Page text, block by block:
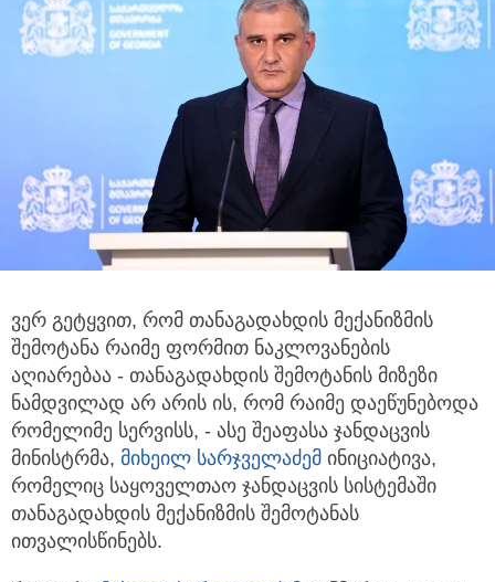
ვერ გეტყვით, რომ თანაგადახდის მექანიზმის
შემოტანა რაიმე ფორმით ნაკლოვანების
აღიარებაა - თანაგადახდის შემოტანის მიზეზი
ნამდვილად არ არის ის, რომ რაიმე დაეწუნებოდა
რომელიმე სერვისს, - ასე შეაფასა ჯანდაცვის
მინისტრმა, მიხეილ სარჯველაძემ ინიციატივა,
რომელიც საყოველთაო ჯანდაცვის სისტემაში
თანაგადახდის მექანიზმის შემოტანას
ითვალისწინებს.